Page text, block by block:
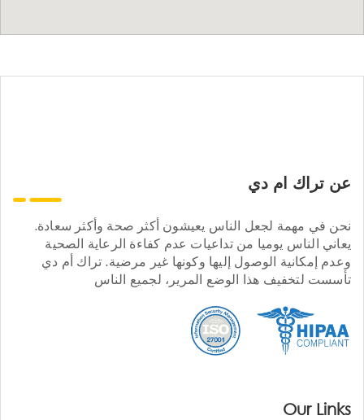
عن تراك ام دي
نحن في مهمة لجعل الناس يعيشون أكثر صحة وأكثر سعادة.
يعاني الناس يوميا من تداعيات عدم كفاءة الرعاية الصحية
وعدم إمكانية الوصول إليها وكونها غير مرضية. تراك أم دي
تأسست لتخفيف هذا الوضع المرير، لجميع الناس
Our Links